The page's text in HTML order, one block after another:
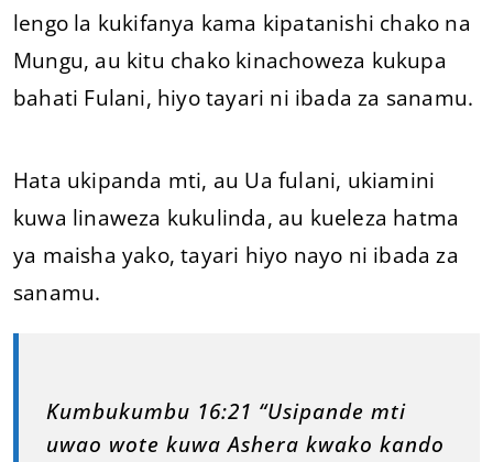
lengo la kukifanya kama kipatanishi chako na
Mungu, au kitu chako kinachoweza kukupa
bahati Fulani, hiyo tayari ni ibada za sanamu.
Hata ukipanda mti, au Ua fulani, ukiamini
kuwa linaweza kukulinda, au kueleza hatma
ya maisha yako, tayari hiyo nayo ni ibada za
sanamu.
Kumbukumbu 16:21 “Usipande mti
uwao wote kuwa Ashera kwako kando